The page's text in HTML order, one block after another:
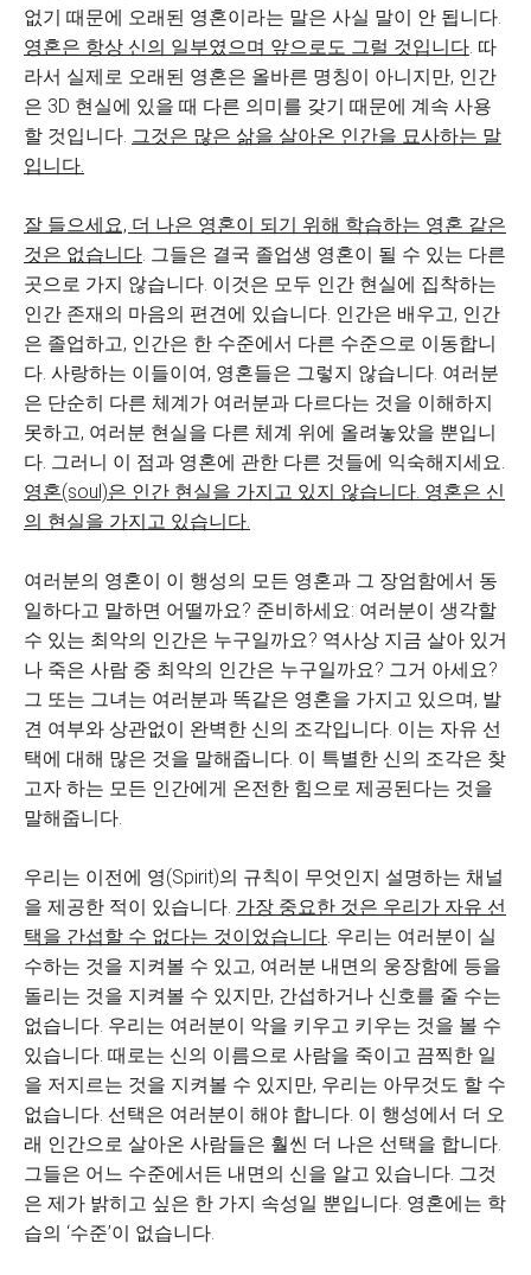
없기 때문에 오래된 영혼이라는 말은 사실 말이 안 됩니다.
영혼은 항상 신의 일부였으며 앞으로도 그럴 것입니다. 따
라서 실제로 오래된 영혼은 올바른 명칭이 아니지만, 인간
은 3D 현실에 있을 때 다른 의미를 갖기 때문에 계속 사용
할 것입니다. 그것은 많은 삶을 살아온 인간을 묘사하는 말
입니다.
잘 들으세요, 더 나은 영혼이 되기 위해 학습하는 영혼 같은
것은 없습니다. 그들은 결국 졸업생 영혼이 될 수 있는 다른
곳으로 가지 않습니다. 이것은 모두 인간 현실에 집착하는
인간 존재의 마음의 편견에 있습니다. 인간은 배우고, 인간
은 졸업하고, 인간은 한 수준에서 다른 수준으로 이동합니
다. 사랑하는 이들이여, 영혼들은 그렇지 않습니다. 여러분
은 단순히 다른 체계가 여러분과 다르다는 것을 이해하지
못하고, 여러분 현실을 다른 체계 위에 올려놓았을 뿐입니
다. 그러니 이 점과 영혼에 관한 다른 것들에 익숙해지세요.
영혼(soul)은 인간 현실을 가지고 있지 않습니다. 영혼은 신
의 현실을 가지고 있습니다.
여러분의 영혼이 이 행성의 모든 영혼과 그 장엄함에서 동
일하다고 말하면 어떨까요? 준비하세요: 여러분이 생각할
수 있는 최악의 인간은 누구일까요? 역사상 지금 살아 있거
나 죽은 사람 중 최악의 인간은 누구일까요? 그거 아세요?
그 또는 그녀는 여러분과 똑같은 영혼을 가지고 있으며, 발
견 여부와 상관없이 완벽한 신의 조각입니다. 이는 자유 선
택에 대해 많은 것을 말해줍니다. 이 특별한 신의 조각은 찾
고자 하는 모든 인간에게 온전한 힘으로 제공된다는 것을
말해줍니다.
우리는 이전에 영(Spirit)의 규칙이 무엇인지 설명하는 채널
을 제공한 적이 있습니다. 가장 중요한 것은 우리가 자유 선
택을 간섭할 수 없다는 것이었습니다. 우리는 여러분이 실
수하는 것을 지켜볼 수 있고, 여러분 내면의 웅장함에 등을
돌리는 것을 지켜볼 수 있지만, 간섭하거나 신호를 줄 수는
없습니다. 우리는 여러분이 악을 키우고 키우는 것을 볼 수
있습니다. 때로는 신의 이름으로 사람을 죽이고 끔찍한 일
을 저지르는 것을 지켜볼 수 있지만, 우리는 아무것도 할 수
없습니다. 선택은 여러분이 해야 합니다. 이 행성에서 더 오
래 인간으로 살아온 사람들은 훨씬 더 나은 선택을 합니다.
그들은 어느 수준에서든 내면의 신을 알고 있습니다. 그것
은 제가 밝히고 싶은 한 가지 속성일 뿐입니다. 영혼에는 학
습의 ‘수준’이 없습니다.